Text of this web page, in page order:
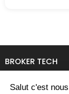
BROKER TECH
134 Avenue de